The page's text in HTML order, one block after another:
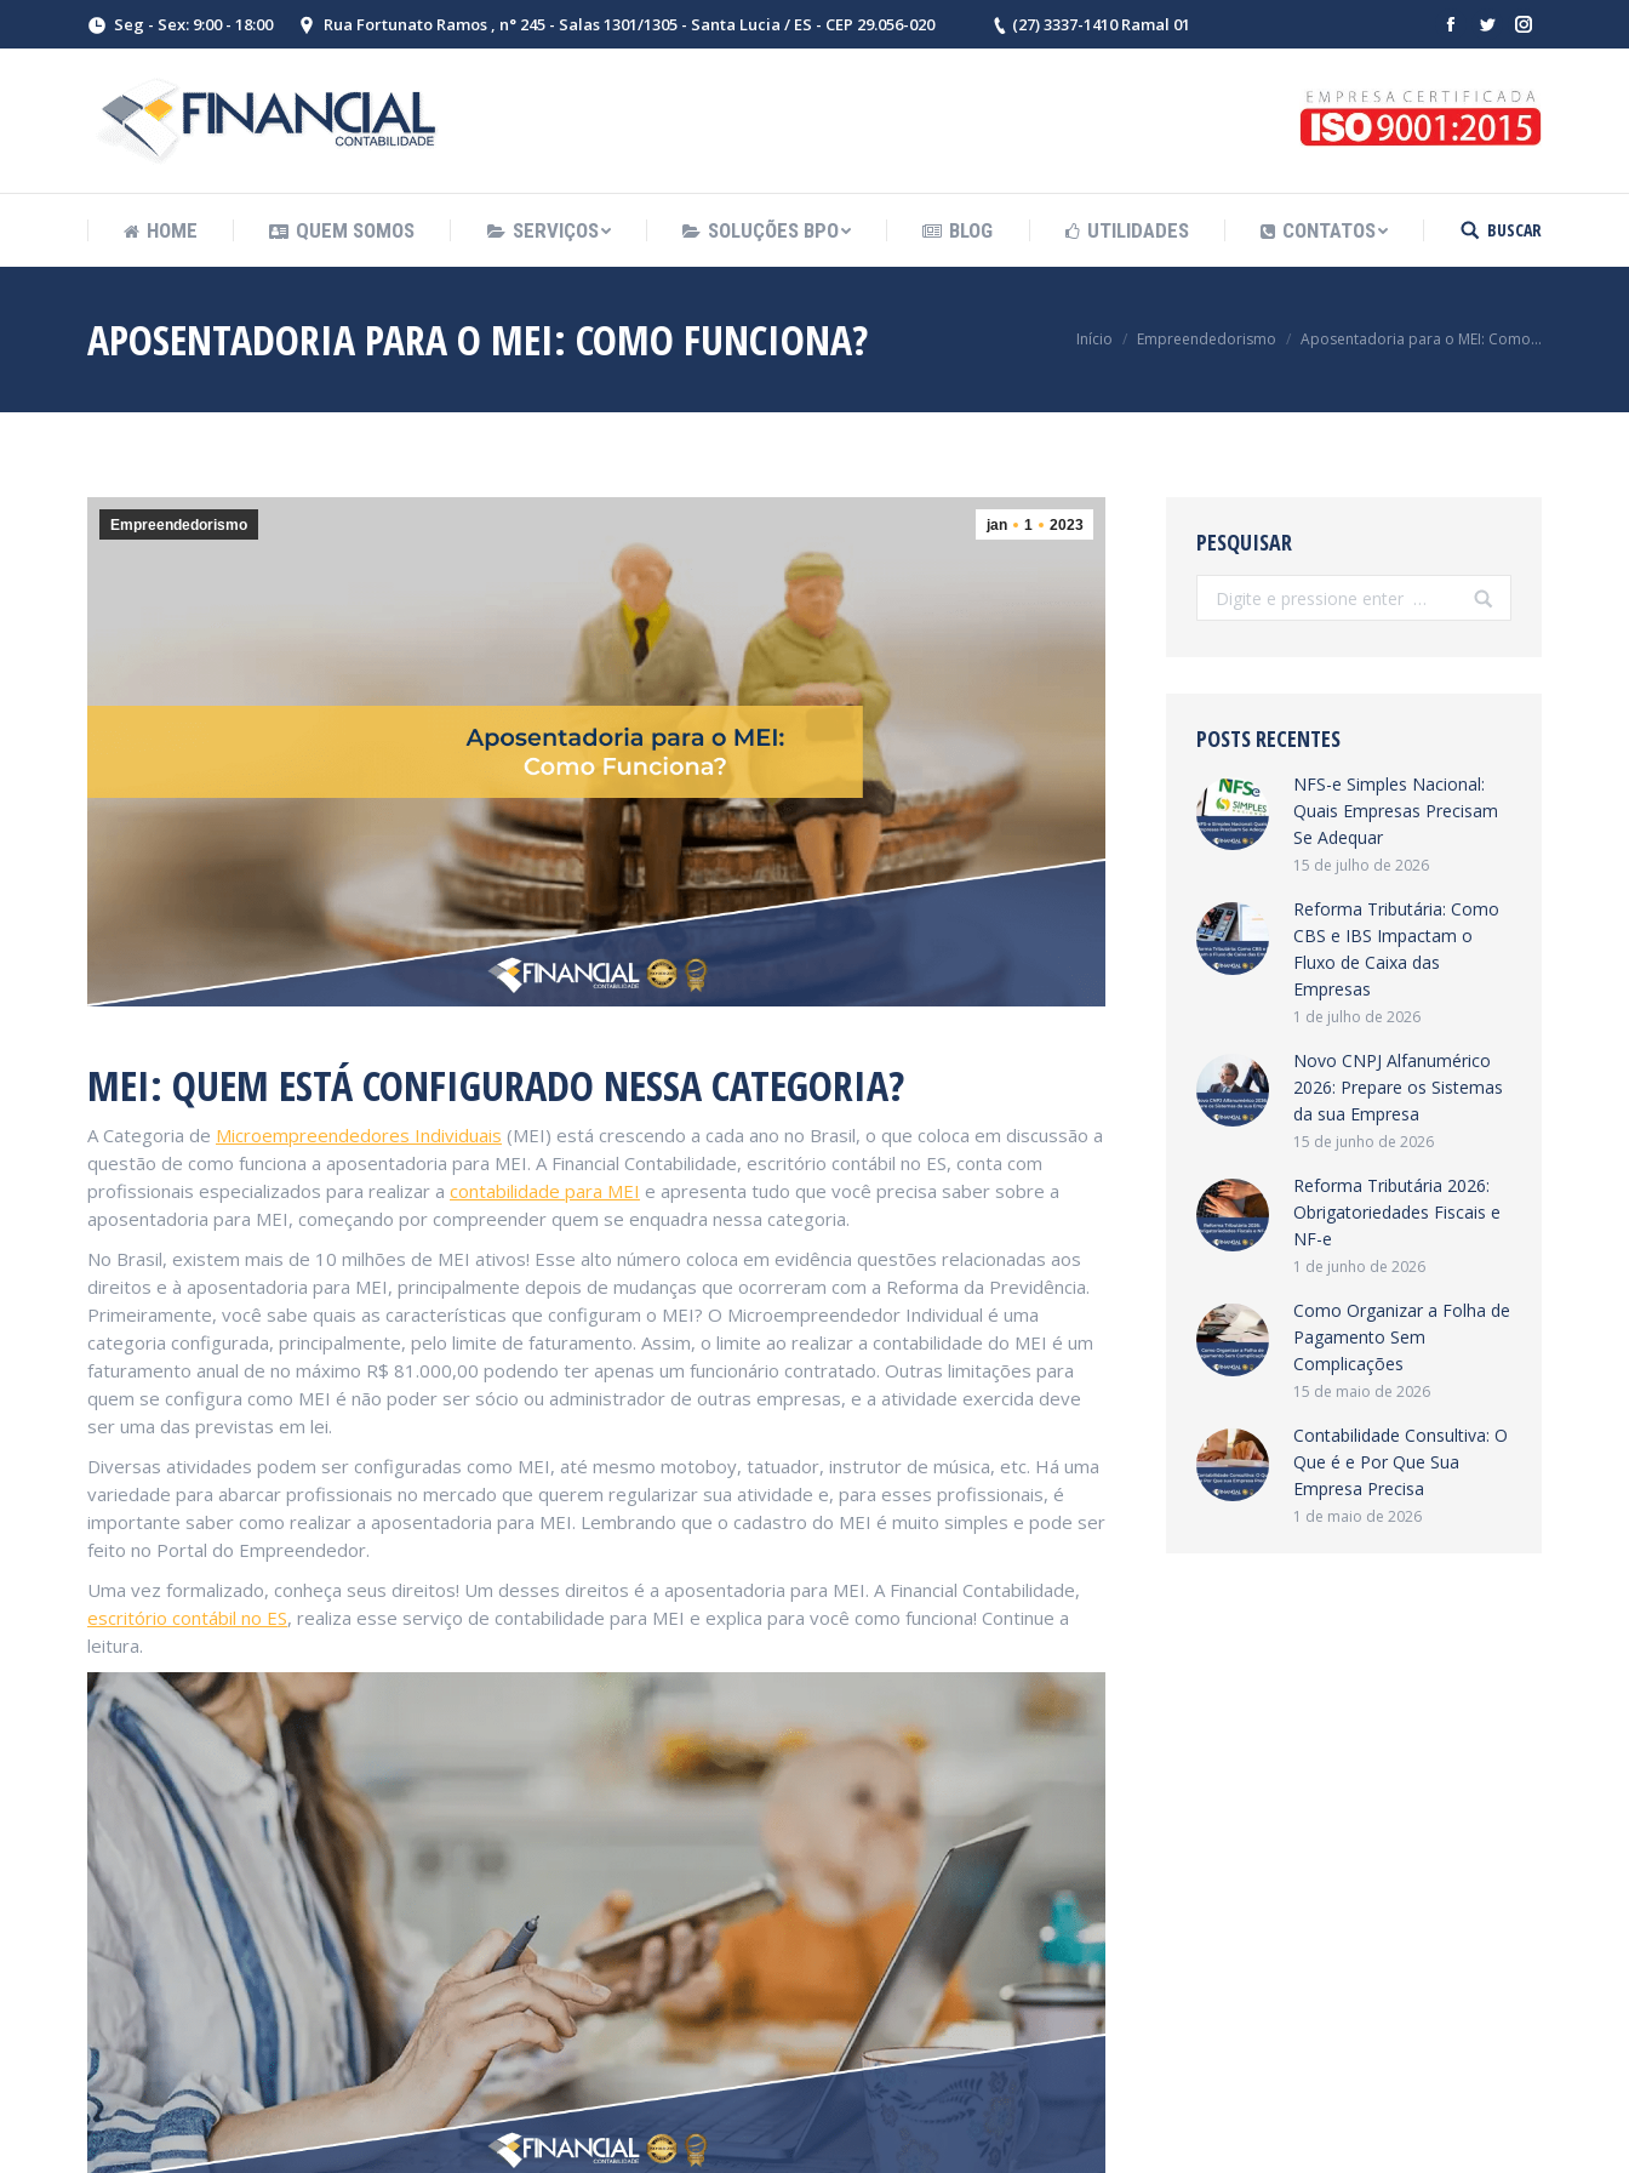
Seg - Sex: 9:00 - 18:00 Rua Fortunato Ramos , n° 245 - Salas 1301/1305 - Santa Lucia / ES - CEP 29.056-020 (27) 3337-1410 Ramal 01
Facebook
TwitterInstagram
HOME QUEM SOMOS SERVIÇOS SOLUÇÕES BPO BLOG UTILIDADES CONTATOS Search:
BUSCAR
APOSENTADORIA PARA O MEI: COMO FUNCIONA? Você está aqui:
Início Empreendedorismo Aposentadoria para o MEI: Como…
jan 1 2023
Empreendedorismo
MEI: QUEM ESTÁ CONFIGURADO NESSA CATEGORIA?
A Categoria de Microempreendedores Individuais (MEI) está crescendo a cada ano no Brasil, o que coloca em discussão a
questão de como funciona a aposentadoria para MEI. A Financial Contabilidade, escritório contábil no ES, conta com
profissionais especializados para realizar a contabilidade para MEI e apresenta tudo que você precisa saber sobre a
aposentadoria para MEI, começando por compreender quem se enquadra nessa categoria.
No Brasil, existem mais de 10 milhões de MEI ativos! Esse alto número coloca em evidência questões relacionadas aos
direitos e à aposentadoria para MEI, principalmente depois de mudanças que ocorreram com a Reforma da Previdência.
Primeiramente, você sabe quais as características que configuram o MEI? O Microempreendedor Individual é uma
categoria configurada, principalmente, pelo limite de faturamento. Assim, o limite ao realizar a contabilidade do MEI é um
faturamento anual de no máximo R$ 81.000,00 podendo ter apenas um funcionário contratado. Outras limitações para
quem se configura como MEI é não poder ser sócio ou administrador de outras empresas, e a atividade exercida deve
ser uma das previstas em lei.
Diversas atividades podem ser configuradas como MEI, até mesmo motoboy, tatuador, instrutor de música, etc. Há uma
variedade para abarcar profissionais no mercado que querem regularizar sua atividade e, para esses profissionais, é
importante saber como realizar a aposentadoria para MEI. Lembrando que o cadastro do MEI é muito simples e pode ser
feito no Portal do Empreendedor.
Uma vez formalizado, conheça seus direitos! Um desses direitos é a aposentadoria para MEI. A Financial Contabilidade,
escritório contábil no ES, realiza esse serviço de contabilidade para MEI e explica para você como funciona! Continue a
leitura.
PESQUISAR
Search:
POSTS RECENTES
NFS-e Simples Nacional:
Quais Empresas Precisam
Se Adequar
15 de julho de 2026
Reforma Tributária: Como
CBS e IBS Impactam o
Fluxo de Caixa das
Empresas
1 de julho de 2026
Novo CNPJ Alfanumérico
2026: Prepare os Sistemas
da sua Empresa
15 de junho de 2026
Reforma Tributária 2026:
Obrigatoriedades Fiscais e
NF-e
1 de junho de 2026
Como Organizar a Folha de
Pagamento Sem
Complicações
15 de maio de 2026
Contabilidade Consultiva: O
Que é e Por Que Sua
Empresa Precisa
1 de maio de 2026